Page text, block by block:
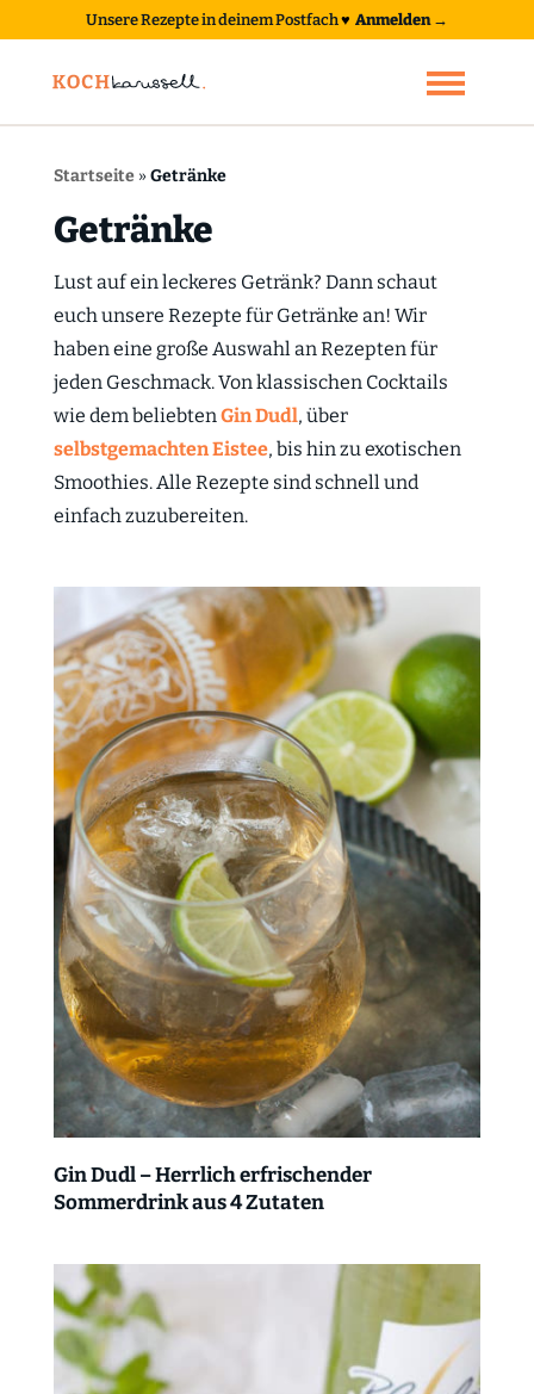
Unsere Rezepte in deinem Postfach♥ Anmelden →
Startseite»Getränke
Getränke
Lust auf ein leckeres Getränk? Dann schaut
euch unsere Rezepte für Getränke an! Wir
haben eine große Auswahl an Rezepten für
jeden Geschmack. Von klassischen Cocktails
wie dem beliebtenGin Dudl, über
selbstgemachten Eistee, bis hin zu exotischen
Smoothies. Alle Rezepte sind schnell und
einfach zuzubereiten.
Gin Dudl – Herrlich erfrischender
Sommerdrink aus 4 Zutaten